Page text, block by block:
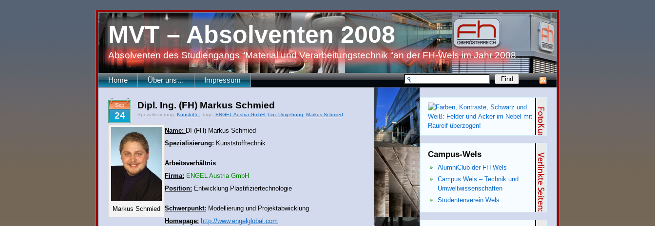
MVT – Absolventen 2008
Absolventen des Studiengangs “Material und Verarbeitungstechnik “an der FH-Wels im Jahr 2008
Home Über uns… Impressum
Sep
24
Dipl. Ing. (FH) Markus Schmied
Spezialiszierung: Kunstoffe; Tags: ENGEL Austria GmbH Linz-Umgebung Markus Schmied
Markus Schmied
Name: DI (FH) Markus Schmied
Spezialisierung: Kunststofftechnik
Arbeitsverhältnis
Firma: ENGEL Austria GmbH
Position: Entwicklung Plastifiziertechnologie
Schwerpunkt: Modellierung und Projektabwicklung
Homepage: http://www.engelglobal.com
Campus-Wels
AlumniClub der FH Wels
Campus Wels – Technik und
Umweltwissenschaften
Studentenverein Wels